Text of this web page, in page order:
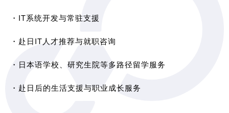
・IT系统开发与常驻支援
・赴日IT人才推荐与就职咨询
・日本语学校、研究生院等多路径留学服务
・赴日后的生活支援与职业成长服务